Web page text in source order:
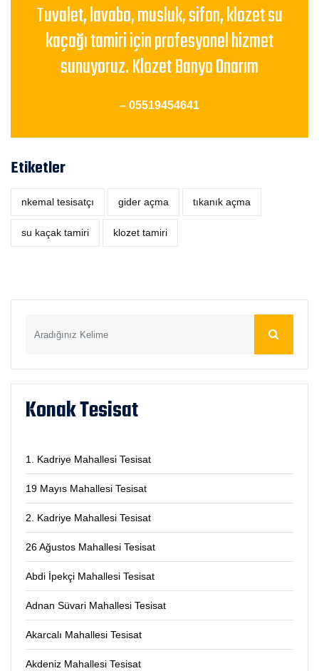
Tuvalet, lavabo, musluk, sifon, klozet su
kaçağı tamiri için profesyonel hizmet
sunuyoruz. Klozet Banyo Onarım
– 05519454641
Etiketler
nkemal tesisatçı ‎gider açma tıkanık açma
su kaçak tamiri klozet tamiri
Konak Tesisat
1. Kadriye Mahallesi Tesisat
19 Mayıs Mahallesi Tesisat
2. Kadriye Mahallesi Tesisat
26 Ağustos Mahallesi Tesisat
Abdi İpekçi Mahallesi Tesisat
Adnan Süvari Mahallesi Tesisat
Akarcalı Mahallesi Tesisat
Akdeniz Mahallesi Tesisat